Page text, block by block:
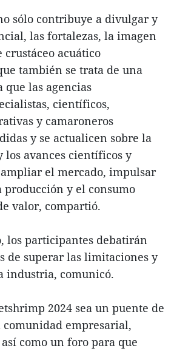
sólo contribuye a divulgar y
las fortalezas, la imagen
crustáceo acuático
también se trata de una
las agencias
científicos,
y camaroneros
y se actualicen sobre la
los avances científicos y
el mercado, impulsar
y el consumo
valor, compartió.
los participantes debatirán
de superar las limitaciones y
industria, comunicó.
2024 sea un puente de
empresarial,
como un foro para que